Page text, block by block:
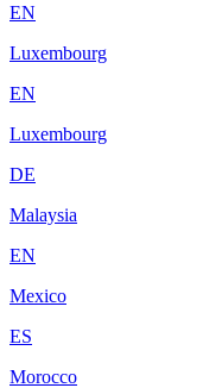
EN
Luxembourg
EN
Luxembourg
DE
Malaysia
EN
Mexico
ES
Morocco